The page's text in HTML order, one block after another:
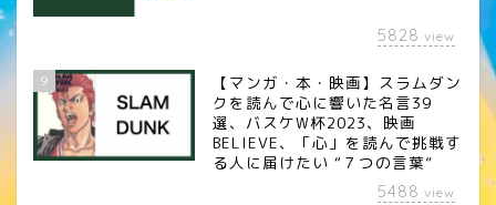
5828 view
9
【マンガ・本・映画】スラムダン
クを読んで心に響いた名言39
選、バスケW杯2023、映画
BELIEVE、「心」を読んで挑戦す
る人に届けたい “７つの言葉”
5488 view